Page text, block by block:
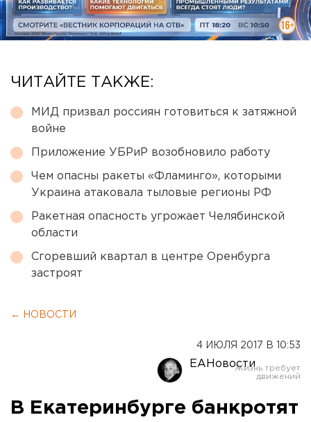
ЧИТАЙТЕ ТАКЖЕ:
МИД призвал россиян готовиться к затяжной
войне
Приложение УБРиР возобновило работу
Чем опасны ракеты «Фламинго», которыми
Украина атаковала тыловые регионы РФ
Ракетная опасность угрожает Челябинской
области
Сгоревший квартал в центре Оренбурга
застроят
← НОВОСТИ
4 ИЮЛЯ 2017 В 10:53
ЕАНовости
В Екатеринбурге банкротят